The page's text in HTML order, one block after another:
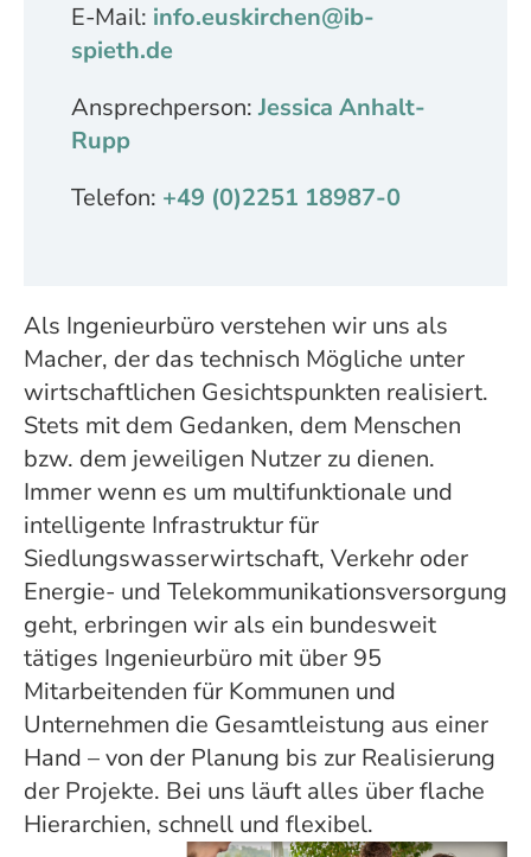
Als Ingenieurbüro verstehen wir uns als
Macher, der das technisch Mögliche unter
wirtschaftlichen Gesichtspunkten realisiert.
Stets mit dem Gedanken, dem Menschen
bzw. dem jeweiligen Nutzer zu dienen.
Immer wenn es um multifunktionale und
intelligente Infrastruktur für
Siedlungswasserwirtschaft, Verkehr oder
Energie- und Telekommunikationsversorgung
geht, erbringen wir als ein bundesweit
tätiges Ingenieurbüro mit über 95
Mitarbeitenden für Kommunen und
Unternehmen die Gesamtleistung aus einer
Hand – von der Planung bis zur Realisierung
der Projekte. Bei uns läuft alles über flache
Hierarchien, schnell und flexibel.
E-Mail: info.euskirchen@ib-
spieth.de
Ansprechperson:Jessica Anhalt-
Rupp
Telefon: +49 (0)2251 18987-0